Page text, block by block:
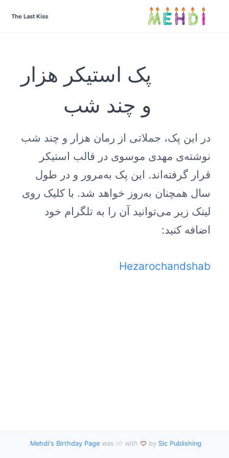
The Last Kiss
پک استیکر هزار
و چند شب
در این پک، جملاتی از رمان هزار و چند شب
نوشته‌ی مهدی موسوی در قالب استیکر
قرار گرفته‌اند. این پک به‌مرور و در طول
سال همچنان به‌روز خواهد شد. با کلیک روی
لینک زیر می‌توانید آن را به تلگرام خود
اضافه کنید:
Hezarochandshab
Mehdi's Birthday Pagewas with by Sic Publishing
.